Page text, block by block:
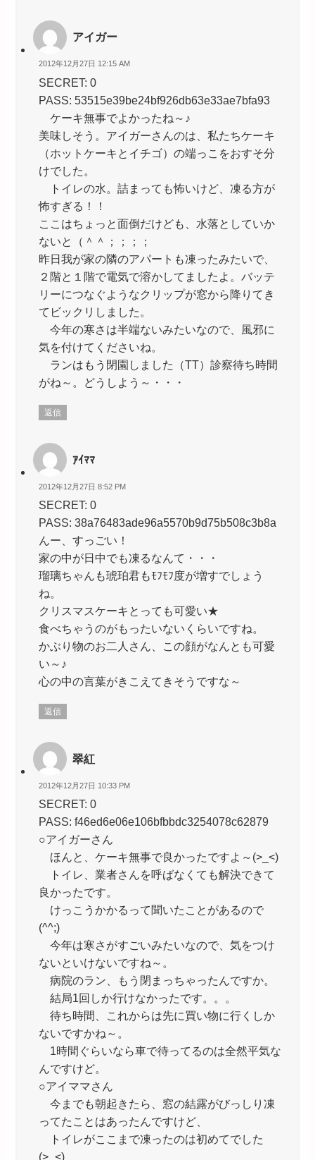
アイガー
2012年12月27日 12:15 AM
SECRET: 0
PASS: 53515e39be24bf926db63e33ae7bfa93
ケーキ無事でよかったね～♪
美味しそう。アイガーさんのは、私たちケーキ
（ホットケーキとイチゴ）の端っこをおすそ分
けでした。
トイレの水。詰まっても怖いけど、凍る方が
怖すぎる！！
ここはちょっと面倒だけども、水落としていか
ないと（＾＾；；；；
昨日我が家の隣のアパートも凍ったみたいで、
２階と１階で電気で溶かしてましたよ。バッテ
リーにつなぐようなクリップが窓から降りてき
てビックリしました。
今年の寒さは半端ないみたいなので、風邪に
気を付けてくださいね。
ランはもう閉園しました（TT）診察待ち時間
がね～。どうしよう～・・・
返信
ｱｲﾏﾏ
2012年12月27日 8:52 PM
SECRET: 0
PASS: 38a76483ade96a5570b9d75b508c3b8a
んー、すっごい！
家の中が日中でも凍るなんて・・・
瑠璃ちゃんも琥珀君もﾓﾌﾓﾌ度が増すでしょう
ね。
クリスマスケーキとっても可愛い★
食べちゃうのがもったいないくらいですね。
かぶり物のお二人さん、この顔がなんとも可愛
い～♪
心の中の言葉がきこえてきそうですな～
返信
翠紅
2012年12月27日 10:33 PM
SECRET: 0
PASS: f46ed6e06e106bfbbdc3254078c62879
○アイガーさん
ほんと、ケーキ無事で良かったですよ～(>_<)
トイレ、業者さんを呼ばなくても解決できて
良かったです。
けっこうかかるって聞いたことがあるので
(^^;)
今年は寒さがすごいみたいなので、気をつけ
ないといけないですね～。
病院のラン、もう閉まっちゃったんですか。
結局1回しか行けなかったです。。。
待ち時間、これからは先に買い物に行くしか
ないですかね～。
1時間ぐらいなら車で待ってるのは全然平気な
んですけど。
○アイママさん
今までも朝起きたら、窓の結露がびっしり凍
ってたことはあったんですけど、
トイレがここまで凍ったのは初めてでした
(>_<)